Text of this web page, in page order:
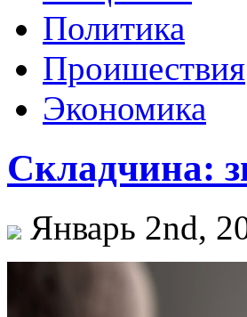
Политика
Проишествия
Экономика
Складчина:
Январь 2nd,